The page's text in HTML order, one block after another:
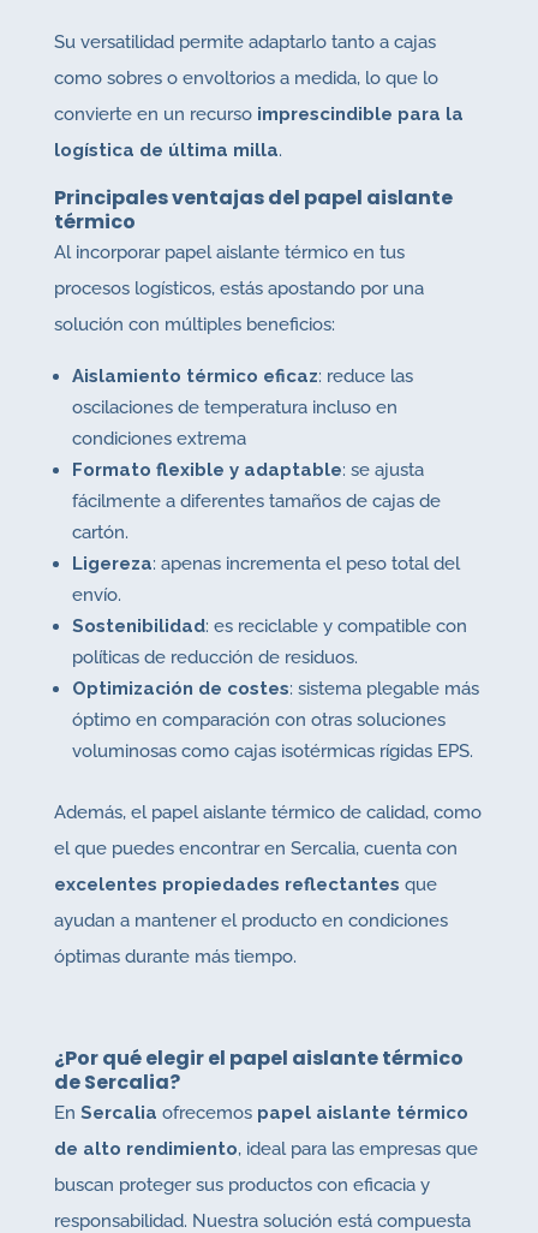
Su versatilidad permite adaptarlo tanto a cajas
como sobres o envoltorios a medida, lo que lo
convierte en un recurso imprescindible para la
logística de última milla.
Principales ventajas del papel aislante
térmico
Al incorporar papel aislante térmico en tus
procesos logísticos, estás apostando por una
solución con múltiples beneficios:
Aislamiento térmico eficaz: reduce las
oscilaciones de temperatura incluso en
condiciones extrema
Formato flexible y adaptable: se ajusta
fácilmente a diferentes tamaños de cajas de
cartón.
Ligereza: apenas incrementa el peso total del
envío.
Sostenibilidad: es reciclable y compatible con
políticas de reducción de residuos.
Optimización de costes: sistema plegable más
óptimo en comparación con otras soluciones
voluminosas como cajas isotérmicas rígidas EPS.
Además, el papel aislante térmico de calidad, como
el que puedes encontrar en Sercalia, cuenta con
excelentes propiedades reflectantes que
ayudan a mantener el producto en condiciones
óptimas durante más tiempo.
¿Por qué elegir el papel aislante térmico
de Sercalia?
En Sercalia ofrecemos papel aislante térmico
de alto rendimiento, ideal para las empresas que
buscan proteger sus productos con eficacia y
responsabilidad. Nuestra solución está compuesta